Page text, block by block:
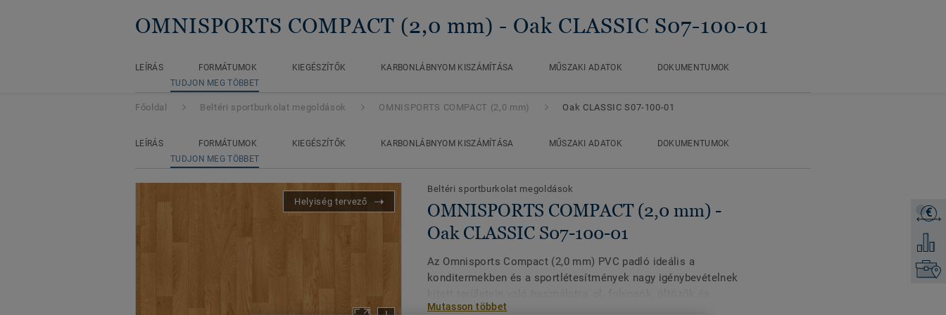
OMNISPORTS COMPACT (2,0 mm) - Oak CLASSIC S07-100-01
LEÍRÁS FORMÁTUMOK KIEGÉSZÍTŐK KARBONLÁBNYOM KISZÁMÍTÁSA MŰSZAKI ADATOK
DOKUMENTUMOK
TUDJON MEG TÖBBET
€
Főoldal Beltéri sportburkolat megoldások OMNISPORTS COMPACT (2,0 mm) Oak CLASSIC S07-100-01
LEÍRÁS FORMÁTUMOK KIEGÉSZÍTŐK KARBONLÁBNYOM KISZÁMÍTÁSA MŰSZAKI ADATOK
DOKUMENTUMOK
TUDJON MEG TÖBBET
Helyiség tervező
Beltéri sportburkolat megoldások
OMNISPORTS COMPACT (2,0 mm) -
Oak CLASSIC S07-100-01
Az Omnisports Compact (2,0 mm) PVC padló ideális a
konditermekben és a sportlétesítmények nagy igénybevételnek
előterek. Kiválóan ellenáll a benyomódásnak és a kopásnak, és
Mutasson többet